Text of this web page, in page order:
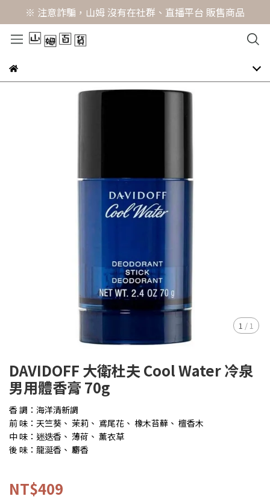
※ 注意詐騙，山姆 沒有在社群、直播平台 販售商品
1 / 1
DAVIDOFF 大衛杜夫 Cool Water 冷泉
男用體香膏 70g
香 調：海洋清新調
前 味：天竺葵、 茉莉、 鳶尾花、 橡木苔蘚、 檀香木
中 味：迷迭香、 薄荷、 薰衣草
後 味：龍涎香、 麝香
NT$409